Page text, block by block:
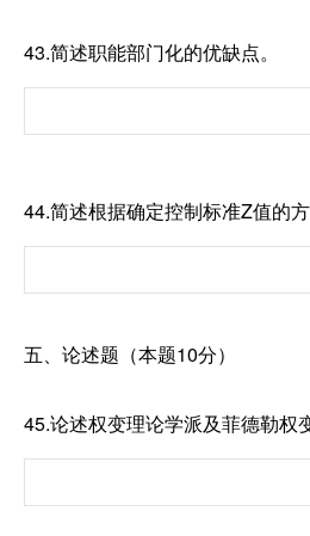
43.简述职能部门化的优缺点。
44.简述根据确定控制标准Z值的
五、论述题（本题10分）
45.论述权变理论学派及菲德勒权